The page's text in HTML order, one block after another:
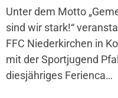
Unter dem Motto
wir stark!“
Niederkirchen in
der Sportjugend Pfalz
diesjähriges Ferienca…